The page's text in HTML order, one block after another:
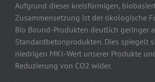
Aufgrund dieser kreisförmigen,
Zusammensetzung ist der ökologische
Bio Bound-Produkten deutlich geringer
Standardbetonprodukten. Dies spiegelt
niedrigen MKI-Wert unserer Produkte
Reduzierung von CO2 wider.